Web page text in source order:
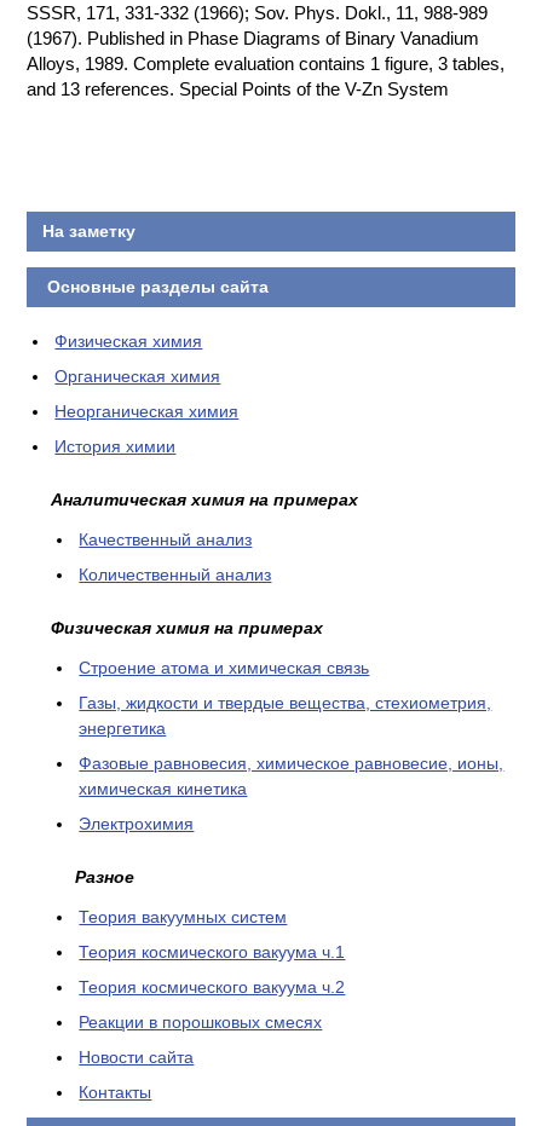
SSSR, 171, 331-332 (1966); Sov. Phys. Dokl., 11, 988-989
(1967). Published in Phase Diagrams of Binary Vanadium
Alloys, 1989. Complete evaluation contains 1 figure, 3 tables,
and 13 references. Special Points of the V-Zn System
На заметку
Основные разделы сайта
Физическая химия
Органическая химия
Неорганическая химия
История химии
Аналитическая химия на примерах
Качественный анализ
Количественный анализ
Физическая химия на примерах
Cтроение атома и химическая связь
Газы, жидкости и твердые вещества, стехиометрия,
энергетика
Фазовые равновесия, химическое равновесие, ионы,
химическая кинетика
Электрохимия
Разное
Теория вакуумных систем
Теория космического вакуума ч.1
Теория космического вакуума ч.2
Реакции в порошковых смесях
Новости сайта
Контакты